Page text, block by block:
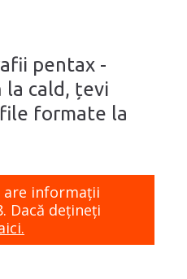
pentax -
la cald, țevi
formate la
are informaţii
Dacă dețineți